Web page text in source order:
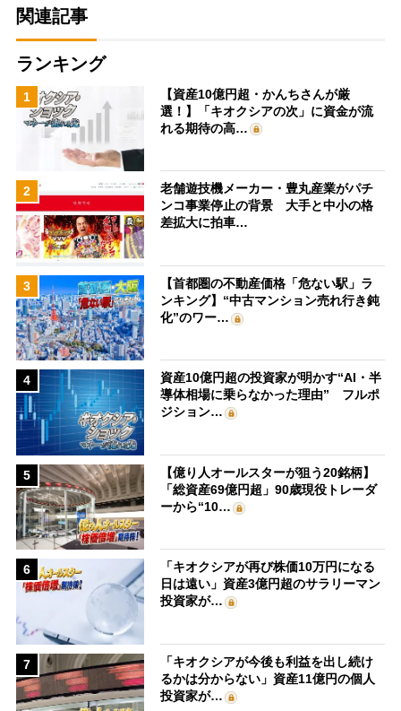
関連記事
ランキング
1
【資産10億円超・かんちさんが厳
選！】「キオクシアの次」に資金が流
れる期待の高…
2
老舗遊技機メーカー・豊丸産業がパチ
ンコ事業停止の背景 大手と中小の格
差拡大に拍車…
3
【首都圏の不動産価格「危ない駅」ラ
ンキング】“中古マンション売れ行き鈍
化”のワー…
4
資産10億円超の投資家が明かす“AI・半
導体相場に乗らなかった理由” フルポ
ジション…
5
【億り人オールスターが狙う20銘柄】
「総資産69億円超」90歳現役トレーダ
ーから“10…
6
「キオクシアが再び株価10万円になる
日は遠い」資産3億円超のサラリーマン
投資家が…
7
「キオクシアが今後も利益を出し続け
るかは分からない」資産11億円の個人
投資家が…